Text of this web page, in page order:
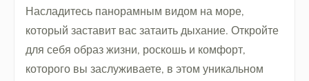
Насладитесь панорамным видом на море,
который заставит вас затаить дыхание. Откройте
для себя образ жизни, роскошь и комфорт,
которого вы заслуживаете, в этом уникальном